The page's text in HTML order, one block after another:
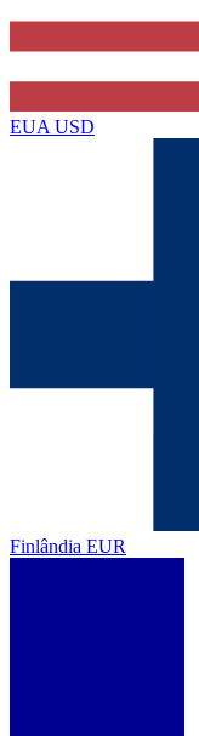
EUA USD
Finlândia EUR